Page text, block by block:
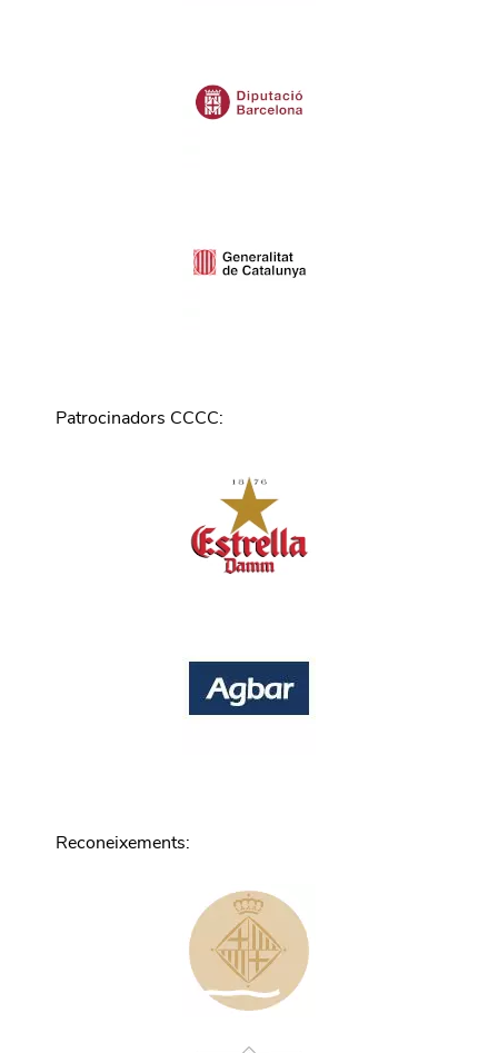
Patrocinadors CCCC:
Reconeixements: